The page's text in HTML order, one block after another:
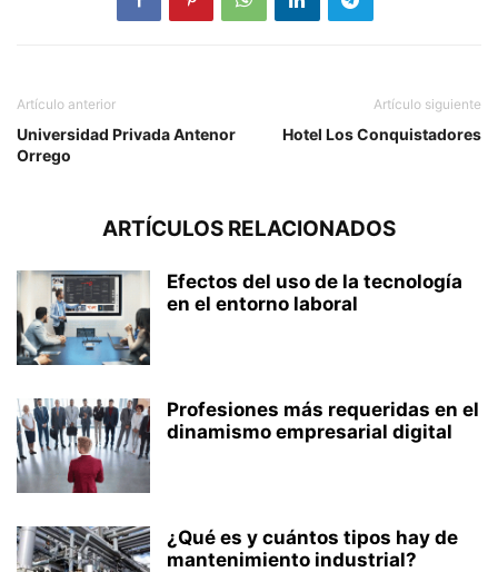
Artículo anterior
Universidad Privada Antenor
Orrego
Artículo siguiente
Hotel Los Conquistadores
ARTÍCULOS RELACIONADOS
Efectos del uso de la tecnología
en el entorno laboral
Profesiones más requeridas en el
dinamismo empresarial digital
¿Qué es y cuántos tipos hay de
mantenimiento industrial?